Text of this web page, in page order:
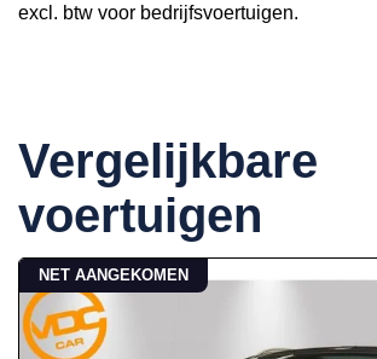
excl. btw voor bedrijfsvoertuigen.
Vergelijkbare
voertuigen
NET AANGEKOMEN